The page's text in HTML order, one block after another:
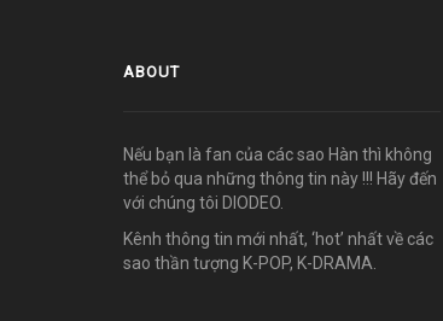
ABOUT
Nếu bạn là fan của các sao Hàn thì không
thể bỏ qua những thông tin này !!! Hãy đến
với chúng tôi DIODEO.
Kênh thông tin mới nhất, ‘hot’ nhất về các
sao thần tượng K-POP, K-DRAMA.